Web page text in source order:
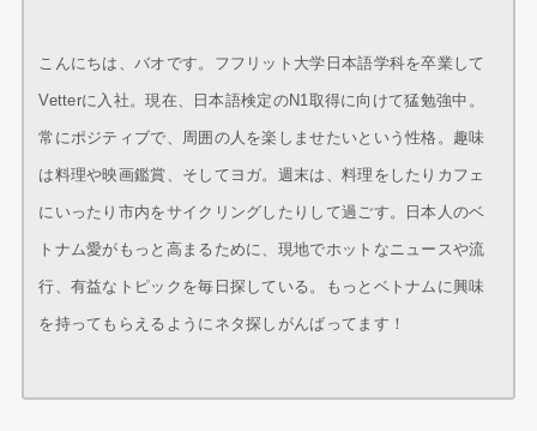
こんにちは、バオです。フフリット大学日本語学科を卒業して
Vetterに入社。現在、日本語検定のN1取得に向けて猛勉強中。
常にポジティブで、周囲の人を楽しませたいという性格。趣味
は料理や映画鑑賞、そしてヨガ。週末は、料理をしたりカフェ
にいったり市内をサイクリングしたりして過ごす。日本人のベ
トナム愛がもっと高まるために、現地でホットなニュースや流
行、有益なトピックを毎日探している。もっとベトナムに興味
を持ってもらえるようにネタ探しがんばってます！